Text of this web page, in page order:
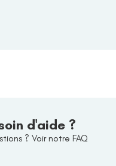
d'aide ?
? Voir notre FAQ